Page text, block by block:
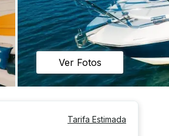
Ver Fotos
Tarifa Estimada